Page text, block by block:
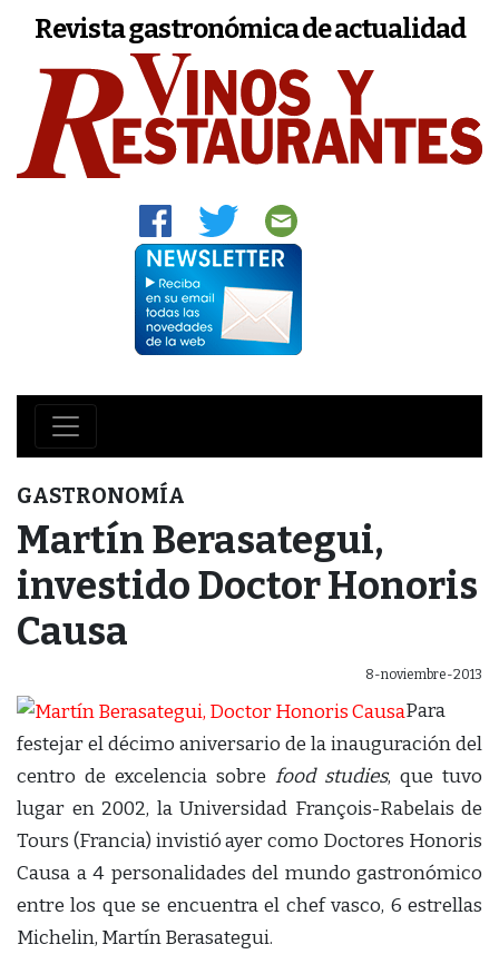
Revista gastronómica de actualidad
GASTRONOMÍA
Martín Berasategui,
investido Doctor Honoris
Causa
8-noviembre-2013
Para
festejar el décimo aniversario de la inauguración del
centro de excelencia sobre food studies, que tuvo
lugar en 2002, la Universidad François-Rabelais de
Tours (Francia) invistió ayer como Doctores Honoris
Causa a 4 personalidades del mundo gastronómico
entre los que se encuentra el chef vasco, 6 estrellas
Michelin, Martín Berasategui.